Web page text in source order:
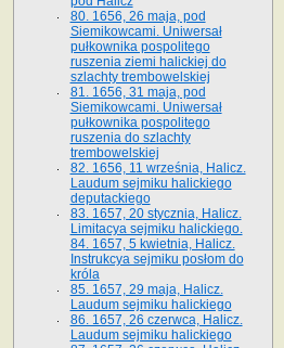
80. 1656, 26 maja, pod
Siemikowcami. Uniwersał
pułkownika pospolitego
ruszenia ziemi halickiej do
szlachty trembowelskiej
81. 1656, 31 maja, pod
Siemikowcami. Uniwersał
pułkownika pospolitego
ruszenia do szlachty
trembowelskiej
82. 1656, 11 września, Halicz.
Laudum sejmiku halickiego
deputackiego
83. 1657, 20 stycznia, Halicz.
Limitacya sejmiku halickiego.
84. 1657, 5 kwietnia, Halicz.
Instrukcya sejmiku posłom do
króla
85. 1657, 29 maja, Halicz.
Laudum sejmiku halickiego
86. 1657, 26 czerwca, Halicz.
Laudum sejmiku halickiego